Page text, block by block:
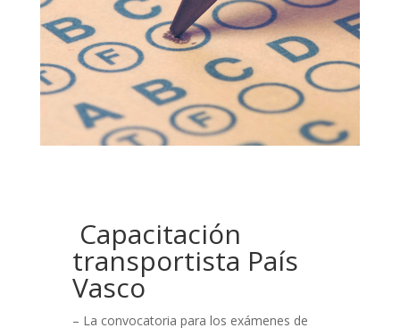
Capacitación
transportista País
Vasco
– La convocatoria para los exámenes de